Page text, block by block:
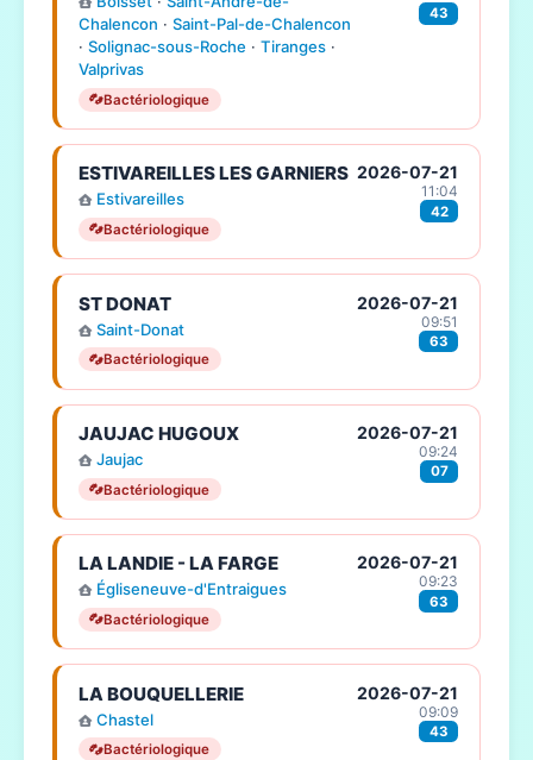
Chalencon · Saint-Pal-de-Chalencon
· Solignac-sous-Roche · Tiranges·
Valprivas
Bactériologique
43
ESTIVAREILLES LES GARNIERS
Estivareilles
Bactériologique
2026-07-21
11:04
42
ST DONAT
Saint-Donat
Bactériologique
2026-07-21
09:51
63
JAUJAC HUGOUX
Jaujac
Bactériologique
2026-07-21
09:24
07
LA LANDIE - LA FARGE
Égliseneuve-d'Entraigues
Bactériologique
2026-07-21
09:23
63
LA BOUQUELLERIE
Chastel
Bactériologique
2026-07-21
09:09
43